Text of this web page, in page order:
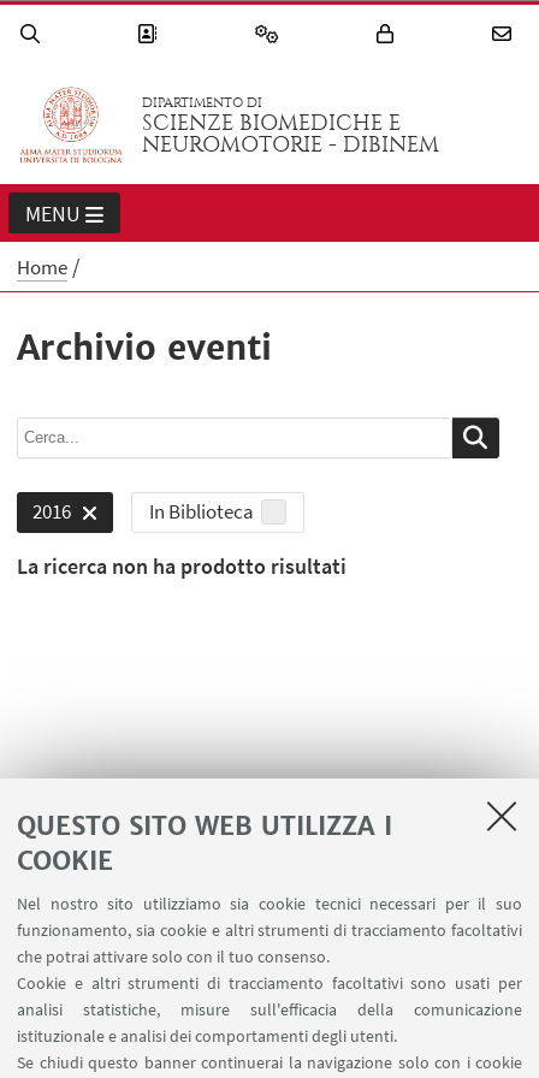
QUESTO SITO WEB UTILIZZA I
COOKIE
Nel nostro sito utilizziamo sia cookie tecnici necessari per il suo
funzionamento, sia cookie e altri strumenti di tracciamento facoltativi
che potrai attivare solo con il tuo consenso.
Cookie e altri strumenti di tracciamento facoltativi sono usati per
analisi statistiche, misure sull'efficacia della comunicazione
istituzionale e analisi dei comportamenti degli utenti.
Se chiudi questo banner continuerai la navigazione solo con i cookie
DIPARTIMENTO DI
SCIENZE BIOMEDICHE E
NEUROMOTORIE - DIBINEM
MENU
Home
Archivio eventi
2016 In Biblioteca
La ricerca non ha prodotto risultati
LINK UTILI
Ministero dell'Istruzione dell'Università e della Ricerca
Area riservata
Contatti
Carta dei servizi